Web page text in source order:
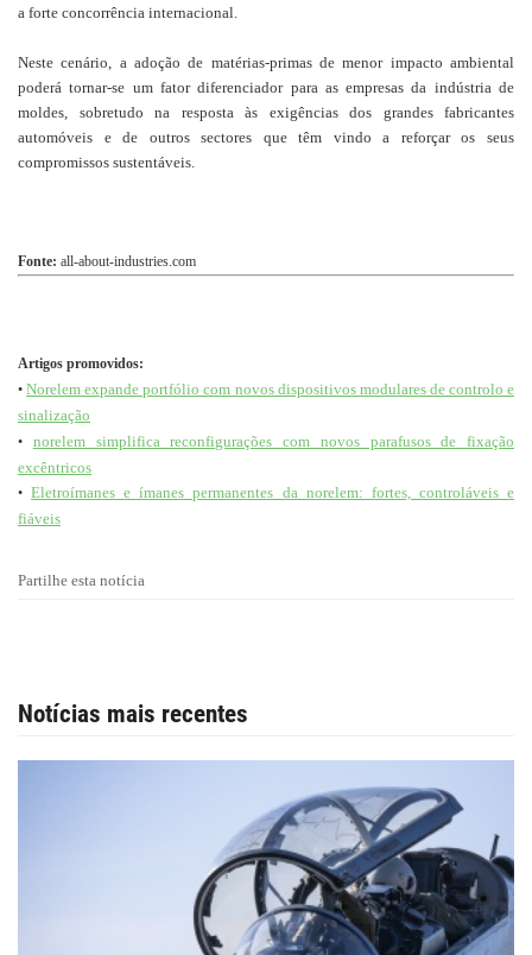
a forte concorrência internacional.
Neste cenário, a adoção de matérias-primas de menor impacto ambiental
poderá tornar-se um fator diferenciador para as empresas da indústria de
moldes, sobretudo na resposta às exigências dos grandes fabricantes
automóveis e de outros sectores que têm vindo a reforçar os seus
compromissos sustentáveis.
Fonte: all-about-industries.com
Artigos promovidos:
•Norelem expande portfólio com novos dispositivos modulares de controlo e
sinalização
• norelem simplifica reconfigurações com novos parafusos de fixação
excêntricos
•Eletroímanes e ímanes permanentes da norelem: fortes, controláveis e
fiáveis
Partilhe esta notícia
Notícias mais recentes